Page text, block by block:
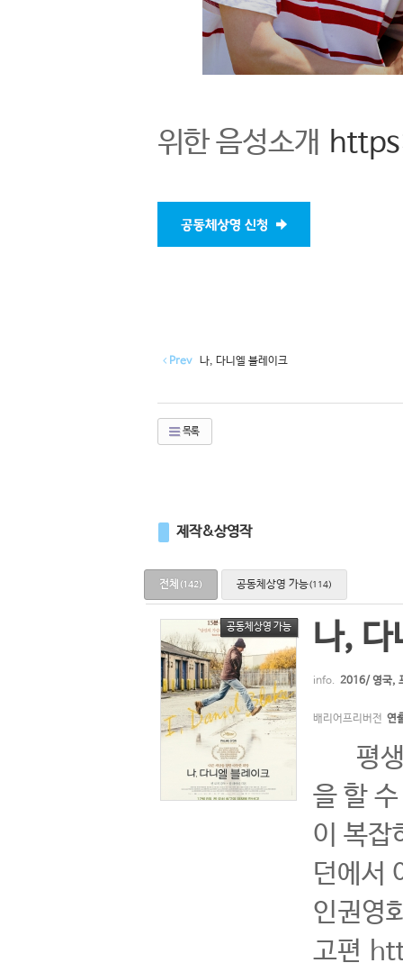
위한 음성소개
Prev 나, 다니엘 블레이크
목록
제작&상영작
전체 (142) 공동체상영 가능(114)
공동체상영 가능 나, 다
info. 2016/ 영국,
배리어프리버전 연
평생
을 할
이 복잡
던에서
인권영
고편